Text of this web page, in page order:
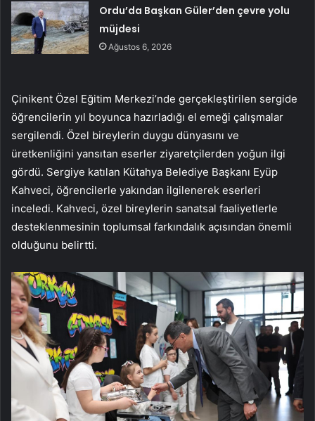
Ordu’da Başkan Güler’den çevre yolu
müjdesi
Ağustos 6, 2026
Çinikent Özel Eğitim Merkezi’nde gerçekleştirilen sergide
öğrencilerin yıl boyunca hazırladığı el emeği çalışmalar
sergilendi. Özel bireylerin duygu dünyasını ve
üretkenliğini yansıtan eserler ziyaretçilerden yoğun ilgi
gördü. Sergiye katılan Kütahya Belediye Başkanı Eyüp
Kahveci, öğrencilerle yakından ilgilenerek eserleri
inceledi. Kahveci, özel bireylerin sanatsal faaliyetlerle
desteklenmesinin toplumsal farkındalık açısından önemli
olduğunu belirtti.